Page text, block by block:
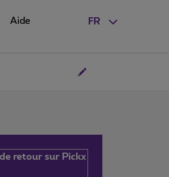
FR
Aide
retour sur Pickx